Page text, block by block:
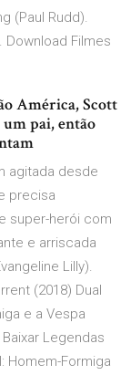
(Paul Rudd).
Download Filmes
América, Scott
pai, então
agitada desde
precisa
super-herói com
e arriscada
Lilly).
(2018) Dual
e a Vespa
Legendas
Homem-Formiga